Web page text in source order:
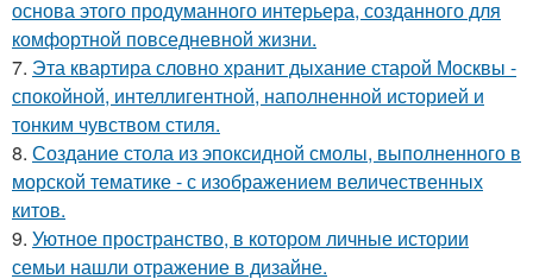
основа этого продуманного интерьера, созданного для
комфортной повседневной жизни.
7. Эта квартира словно хранит дыхание старой Москвы -
спокойной, интеллигентной, наполненной историей и
тонким чувством стиля.
8. Создание стола из эпоксидной смолы, выполненного в
морской тематике - с изображением величественных
китов.
9. Уютное пространство, в котором личные истории
семьи нашли отражение в дизайне.